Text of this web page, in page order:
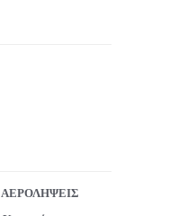
ΑΕΡΟΛΗΨΕΙΣ